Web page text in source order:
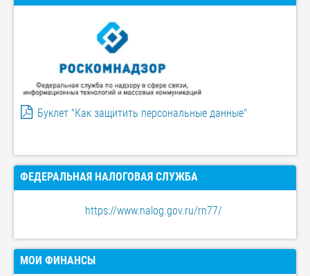
Буклет "Как защитить персональные данные"
ФЕДЕРАЛЬНАЯ НАЛОГОВАЯ СЛУЖБА
https://www.nalog.gov.ru/rn77/
МОИ ФИНАНСЫ